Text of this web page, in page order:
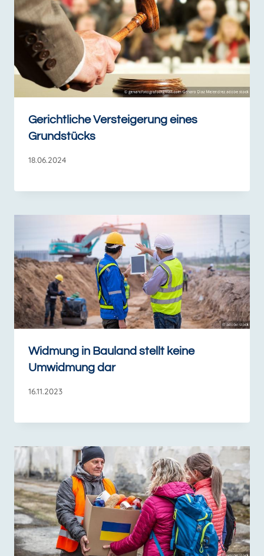
Gerichtliche Versteigerung eines
Grundstücks
18.06.2024
Widmung in Bauland stellt keine
Umwidmung dar
16.11.2023